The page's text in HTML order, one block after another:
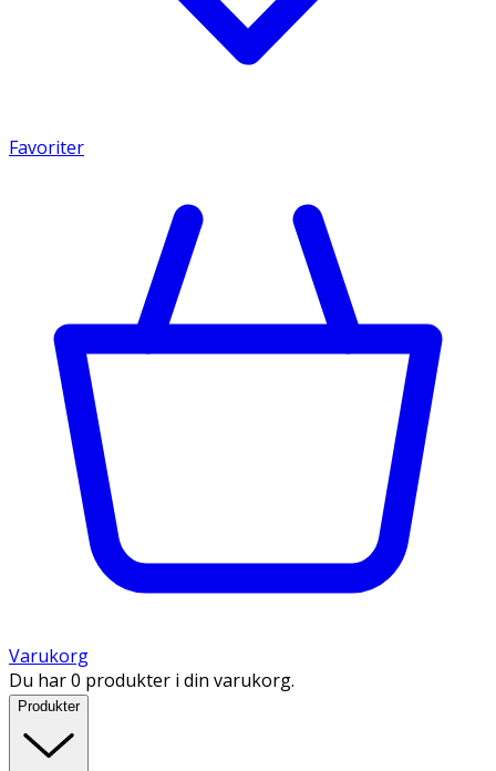
Favoriter
Varukorg
Du har 0 produkter i din varukorg.
Produkter